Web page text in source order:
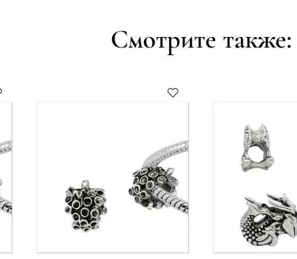
Смотрите также: